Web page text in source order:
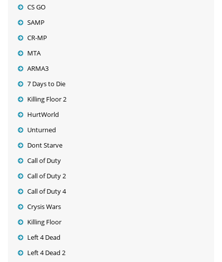
CS GO
SAMP
CR-MP
MTA
ARMA3
7 Days to Die
Killing Floor 2
HurtWorld
Unturned
Dont Starve
Call of Duty
Call of Duty 2
Call of Duty 4
Crysis Wars
Killing Floor
Left 4 Dead
Left 4 Dead 2